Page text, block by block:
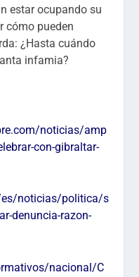
estar ocupando su
cómo pueden
¿Hasta cuándo
infamia?
noticias/amp
con-gibraltar-
noticias/politica/s
denuncia-razon-
nacional/C